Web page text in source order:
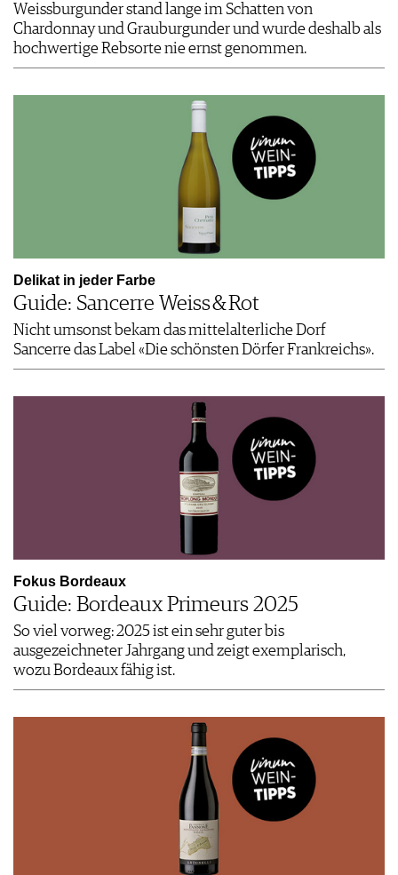
Weissburgunder stand lange im Schatten von
Chardonnay und Grauburgunder und wurde deshalb als
hochwertige Rebsorte nie ernst genommen.
Delikat in jeder Farbe
Guide: Sancerre Weiss & Rot
Nicht umsonst bekam das mittelalterliche Dorf
Sancerre das Label «Die schönsten Dörfer Frankreichs».
Fokus Bordeaux
Guide: Bordeaux Primeurs 2025
So viel vorweg: 2025 ist ein sehr guter bis
ausgezeichneter Jahrgang und zeigt exemplarisch,
wozu Bordeaux fähig ist.